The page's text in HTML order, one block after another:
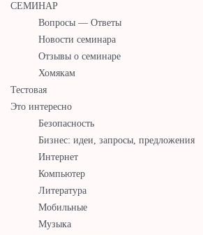
СЕМИНАР
Вопросы — Ответы
Новости семинара
Отзывы о семинаре
Хомякам
Тестовая
Это интересно
Безопасность
Бизнес: идеи, запросы, предложения
Интернет
Компьютер
Литература
Мобильные
Музыка